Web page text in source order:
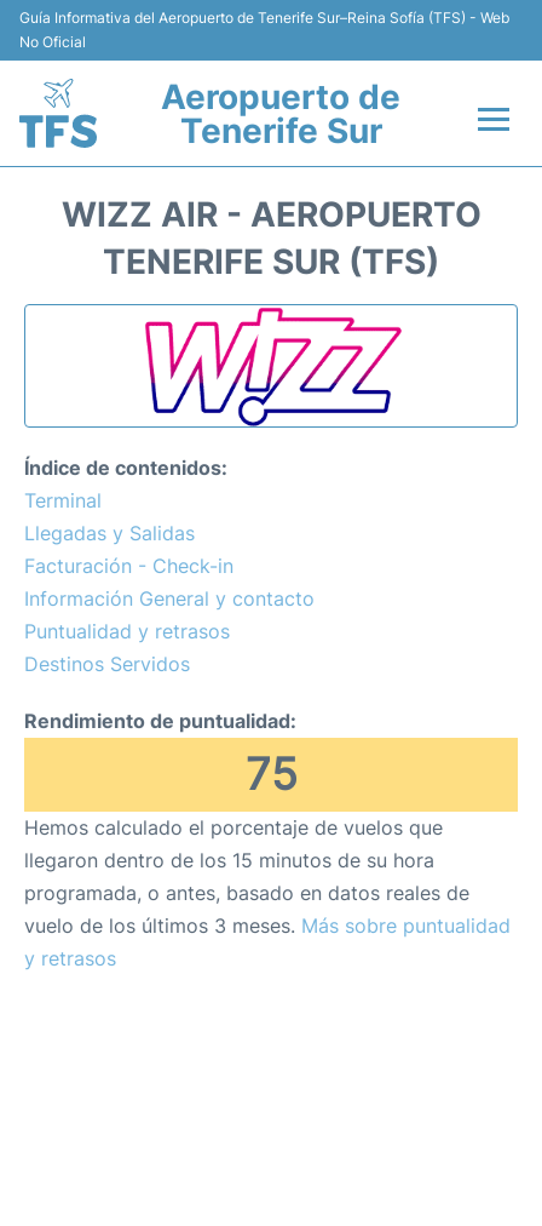
Guía Informativa del Aeropuerto de Tenerife Sur–Reina Sofía (TFS) - Web
No Oficial
Aeropuerto de
Tenerife Sur
Hoteles
Parking
Review
Más Info +
es en
WIZZ AIR - AEROPUERTO
TENERIFE SUR (TFS)
Índice de contenidos:
Terminal
Llegadas y Salidas
Facturación - Check-in
Información General y contacto
Puntualidad y retrasos
Destinos Servidos
Rendimiento de puntualidad:
75
Hemos calculado el porcentaje de vuelos que
llegaron dentro de los 15 minutos de su hora
programada, o antes, basado en datos reales de
vuelo de los últimos 3 meses. Más sobre puntualidad
y retrasos